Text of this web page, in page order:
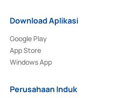
Download Aplikasi
Google Play
App Store
Windows App
Perusahaan Induk